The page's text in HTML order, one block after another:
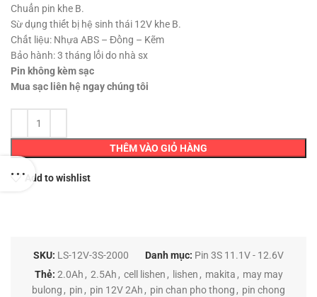
Chuẩn pin khe B.
Sừ dụng thiết bị hệ sinh thái 12V khe B.
Chất liệu: Nhựa ABS – Đồng – Kẽm
Bảo hành: 3 tháng lổi do nhà sx
Pin không kèm sạc
Mua sạc liên hệ ngay chúng tôi
THÊM VÀO GIỎ HÀNG
Add to wishlist
SKU: LS-12V-3S-2000 Danh mục: Pin 3S 11.1V - 12.6V
Thẻ: 2.0Ah , 2.5Ah , cell lishen , lishen , makita , may may
bulong , pin , pin 12V 2Ah , pin chan pho thong , pin chong